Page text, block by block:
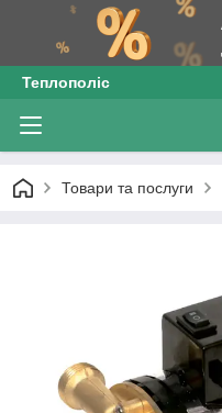
Теплополіс
Товари та послуги